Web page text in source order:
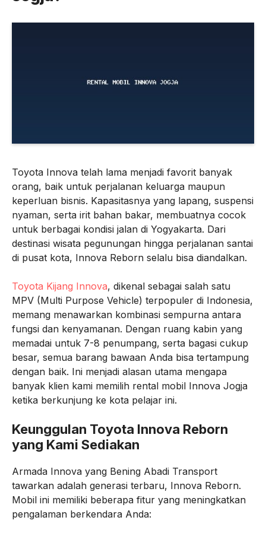
Toyota Innova telah lama menjadi favorit banyak
orang, baik untuk perjalanan keluarga maupun
keperluan bisnis. Kapasitasnya yang lapang, suspensi
nyaman, serta irit bahan bakar, membuatnya cocok
untuk berbagai kondisi jalan di Yogyakarta. Dari
destinasi wisata pegunungan hingga perjalanan santai
di pusat kota, Innova Reborn selalu bisa diandalkan.
Toyota Kijang Innova, dikenal sebagai salah satu
MPV (Multi Purpose Vehicle) terpopuler di Indonesia,
memang menawarkan kombinasi sempurna antara
fungsi dan kenyamanan. Dengan ruang kabin yang
memadai untuk 7-8 penumpang, serta bagasi cukup
besar, semua barang bawaan Anda bisa tertampung
dengan baik. Ini menjadi alasan utama mengapa
banyak klien kami memilih rental mobil Innova Jogja
ketika berkunjung ke kota pelajar ini.
Keunggulan Toyota Innova Reborn
yang Kami Sediakan
Armada Innova yang Bening Abadi Transport
tawarkan adalah generasi terbaru, Innova Reborn.
Mobil ini memiliki beberapa fitur yang meningkatkan
pengalaman berkendara Anda: